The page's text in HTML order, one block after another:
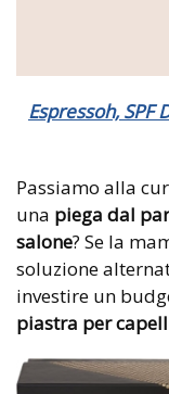
Espressoh, SPF
Passiamo alla
una piega dal
salone? Se la
soluzione
investire un
piastra per